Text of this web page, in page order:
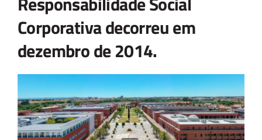
Corporativa decorreu em
dezembro de 2014.